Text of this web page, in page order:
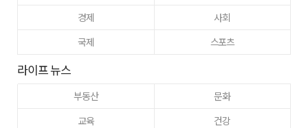
경제
사회
국제
스포츠
라이프 뉴스
부동산
문화
교육
건강